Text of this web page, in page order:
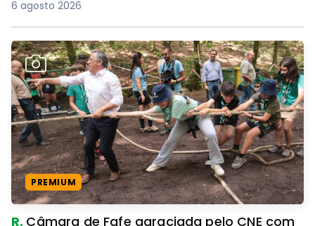
6 agosto 2026
PREMIUM
R. Câmara de Fafe agraciada pelo CNE com